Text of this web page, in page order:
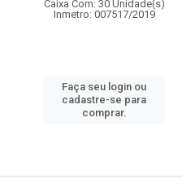
Caixa Com: 30 Unidade(s)
Inmetro: 007517/2019
Faça seu login ou
cadastre-se para
comprar.